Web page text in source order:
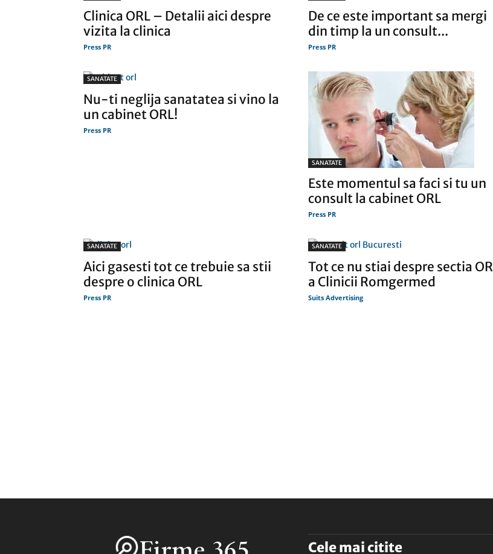
presa
Clinica ORL – Detalii aici despre
vizita la clinica
Press PR
De ce este important sa mergi
din timp la un consult...
Press PR
SANATATE
Nu-ti neglija sanatatea si vino la
un cabinet ORL!
Press PR
SANATATE
Este momentul sa faci si tu un
consult la cabinet ORL
Press PR
SANATATE
Aici gasesti tot ce trebuie sa stii
despre o clinica ORL
Press PR
SANATATE
Tot ce nu stiai despre sectia
a Clinicii Romgermed
Suits Advertising
Cele mai citite